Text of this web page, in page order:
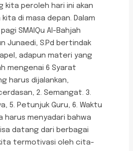
kita peroleh hari ini akan
di masa depan. Dalam
SMAIQu Al-Bahjah
Junaedi, S.Pd bertindak
adapun materi yang
mengenai 6 Syarat
harus dijalankan,
2. Semangat. 3.
5. Petunjuk Guru, 6. Waktu
harus menyadari bahwa
datang dari berbagai
termotivasi oleh cita-